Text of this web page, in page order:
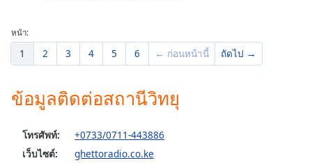
Color
Opacity
Text
Color
หน้า:
1 2 3 4 5 6 ← ก่อนหน้านี้ ถัดไป →
ข้อมูลติดต่อสถานีวิทยุ
โทรศัพท์:
+0733/0711-443886
เว็บไซต์:
ghettoradio.co.ke